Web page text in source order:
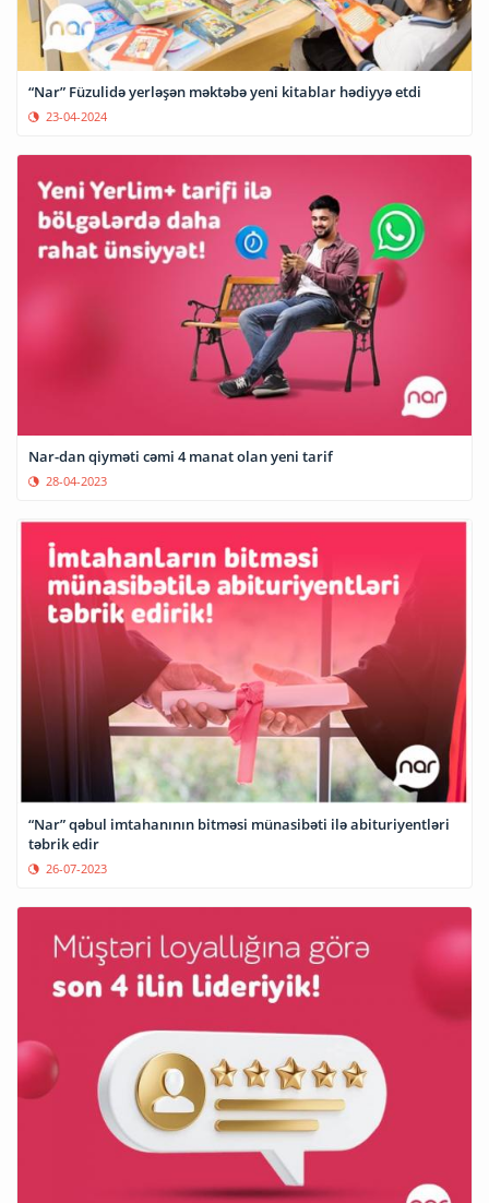
“Nar” Füzulidə yerləşən məktəbə yeni kitablar hədiyyə etdi
23-04-2024
Nar-dan qiyməti cəmi 4 manat olan yeni tarif
28-04-2023
“Nar” qəbul imtahanının bitməsi münasibəti ilə abituriyentləri
təbrik edir
26-07-2023